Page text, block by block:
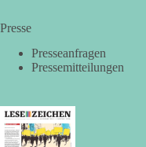
🔗 Quelle:
union-dagegen-a5567640.html
24 3
Presse
Presseanfragen
Pressemitteilungen